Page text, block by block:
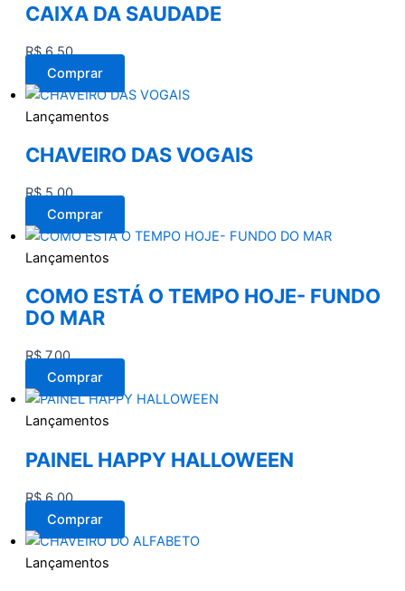
CAIXA DA SAUDADE
R$6,50
Comprar
Lançamentos
CHAVEIRO DAS VOGAIS
R$5,00
Comprar
Lançamentos
COMO ESTÁ O TEMPO HOJE- FUNDO
DO MAR
R$7,00
Comprar
Lançamentos
PAINEL HAPPY HALLOWEEN
R$6,00
Comprar
Lançamentos